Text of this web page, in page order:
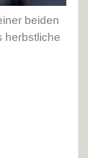
beiden
herbstliche